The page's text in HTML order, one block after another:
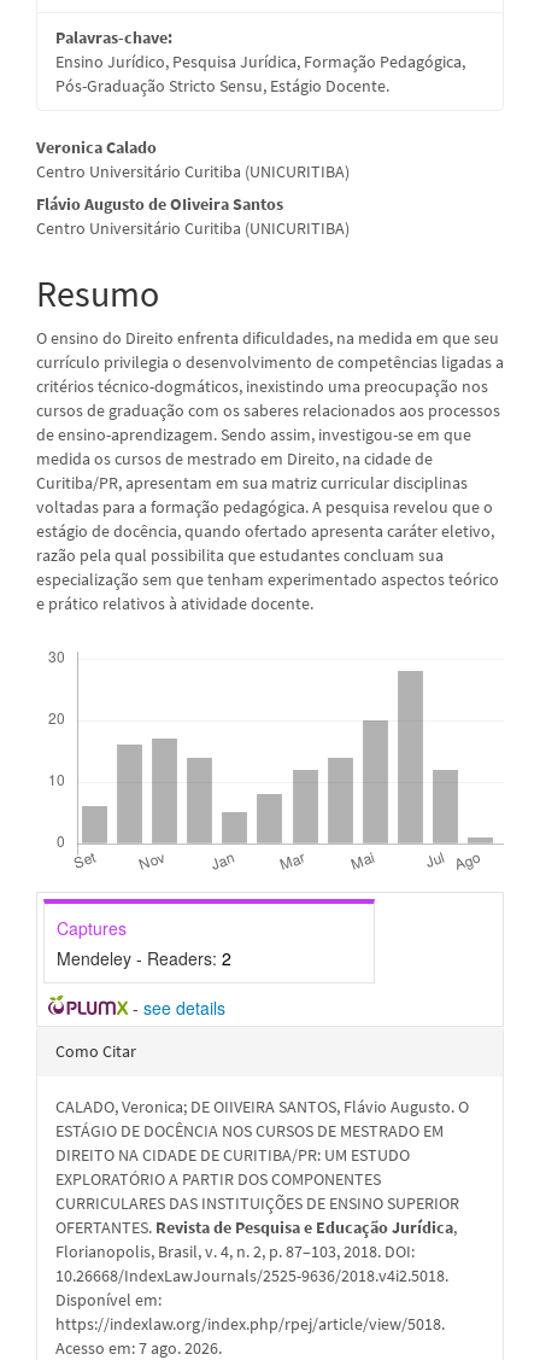
Palavras-chave:
Ensino Jurídico, Pesquisa Jurídica, Formação Pedagógica,
Pós-Graduação Stricto Sensu, Estágio Docente.
Conteúdo
do
artigo
principal
Veronica Calado
Centro Universitário Curitiba (UNICURITIBA)
Flávio Augusto de OIiveira Santos
Centro Universitário Curitiba (UNICURITIBA)
Resumo
O ensino do Direito enfrenta dificuldades, na medida em que seu
currículo privilegia o desenvolvimento de competências ligadas a
critérios técnico-dogmáticos, inexistindo uma preocupação nos
cursos de graduação com os saberes relacionados aos processos
de ensino-aprendizagem. Sendo assim, investigou-se em que
medida os cursos de mestrado em Direito, na cidade de
Curitiba/PR, apresentam em sua matriz curricular disciplinas
voltadas para a formação pedagógica. A pesquisa revelou que o
estágio de docência, quando ofertado apresenta caráter eletivo,
razão pela qual possibilita que estudantes concluam sua
especialização sem que tenham experimentado aspectos teórico
e prático relativos à atividade docente.
Captures
Mendeley - Readers: 2
- see details
Detalhes
artigo
Como Citar
CALADO, Veronica; DE OIIVEIRA SANTOS, Flávio Augusto. O
ESTÁGIO DE DOCÊNCIA NOS CURSOS DE MESTRADO EM
DIREITO NA CIDADE DE CURITIBA/PR: UM ESTUDO
EXPLORATÓRIO A PARTIR DOS COMPONENTES
CURRICULARES DAS INSTITUIÇÕES DE ENSINO SUPERIOR
OFERTANTES. Revista de Pesquisa e Educação Jurídica,
Florianopolis, Brasil, v. 4, n. 2, p. 87–103, 2018. DOI:
10.26668/IndexLawJournals/2525-9636/2018.v4i2.5018.
Disponível em:
https://indexlaw.org/index.php/rpej/article/view/5018.
Acesso em: 7 ago. 2026.